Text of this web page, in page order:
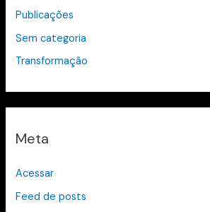
Publicações
Sem categoria
Transformação
Meta
Acessar
Feed de posts